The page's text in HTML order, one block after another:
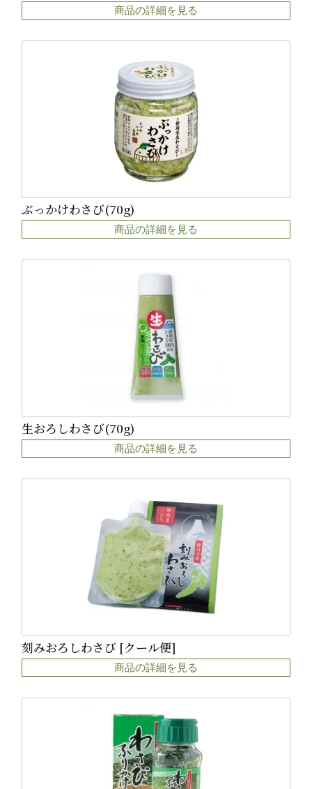
商品の詳細を見る
ぶっかけわさび(70g)
商品の詳細を見る
生おろしわさび(70g)
商品の詳細を見る
刻みおろしわさび [クール便]
商品の詳細を見る